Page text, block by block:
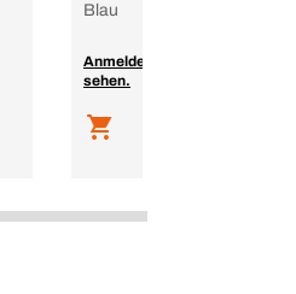
Blau
Anmelden, um Preise zu
sehen.